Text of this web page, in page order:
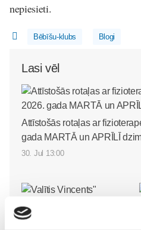
nepiesieti.
Bēbīšu-klubs Blogi
Lasi vēl
Attīstošās rotaļas ar
gada MARTĀ un APRĪLĪ
30. Jul 13:00